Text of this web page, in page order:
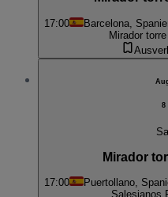
17:00 Barcelona,
Mirador
8
Mirador
17:00 Puertollano,
Salesianos